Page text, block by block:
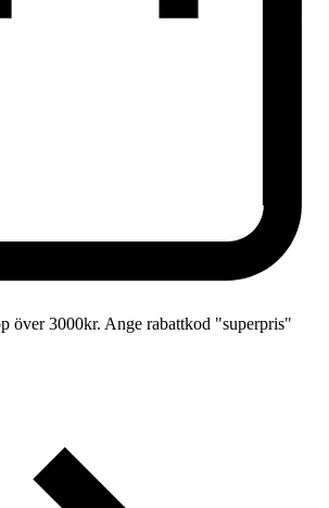
över 3000kr. Ange rabattkod "superpris"